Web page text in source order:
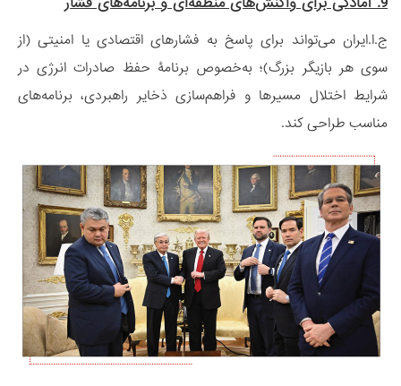
ج.ا.ایران می‌تواند برای پاسخ به فشارهای اقتصادی یا امنیتی (از
سوی هر بازیگر بزرگ)؛ به‌خصوص برنامۀ حفظ صادرات انرژی در
شرایط اختلال مسیرها و فراهم‌سازی ذخایر راهبردی، برنامه‌های
مناسب طراحی کند.